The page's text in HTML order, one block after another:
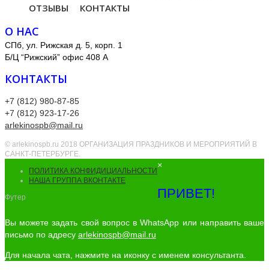
ОТЗЫВЫ
КОНТАКТЫ
О НАС
СПб, ул. Рижская д. 5, корп. 1
Б/Ц “Рижский” офис 408 А
КОНТАКТЫ
+7 (812) 980-87-85
+7 (812) 923-17-26
arlekinospb@mail.ru
© arlekinospb.ru 2018 ОРГАНИЗАЦИЯ ПРАЗДНИКОВ И МЕРОПРИЯТИЙ В
САНКТ-ПЕТЕРБУРГЕ.
ПОЛИТИКА КОНФИДИЦИАЛЬНОСТИ
НАША ГРУППА ВКОНТАКТЕ
Футер
×
ПРИВЕТ!
Вы можете задать свой вопрос в WhatsApp или направить ваше
письмо по адресу arlekinospb@mail.ru
Для начала чата, нажмите на иконку с именем консультанта.